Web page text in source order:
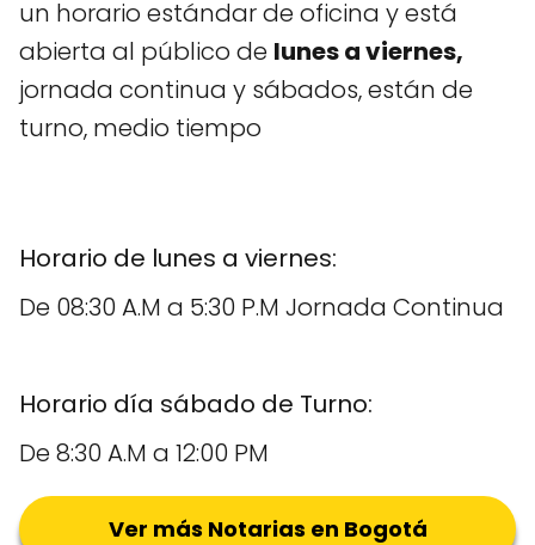
un horario estándar de oficina y está
abierta al público de lunes a viernes,
jornada continua y sábados, están de
turno, medio tiempo
Horario de lunes a viernes:
De 08:30 A.M a 5:30 P.M Jornada Continua
Horario día sábado de Turno:
De 8:30 A.M a 12:00 PM
Ver más Notarias en Bogotá